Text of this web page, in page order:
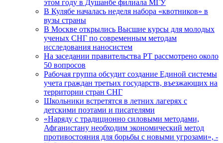
этом году в Душанбе филиала МГУ
В Кулябе началась неделя набора «квотников» в
вузы страны
В Москве открылись Высшие курсы для молодых
ученых СНГ по современным методам
исследования наносистем
На заседании правительства РТ рассмотрено около
50 вопросов
Рабочая группа обсудит создание Единой системы
учета граждан третьих государств, въезжающих на
территории стран СНГ
Школьники встретятся в летних лагерях с
детскими поэтами и писателями
«Наряду с традиционно силовыми методами,
Афганистану необходим экономический метод
противостояния для борьбы с новыми угрозами», -